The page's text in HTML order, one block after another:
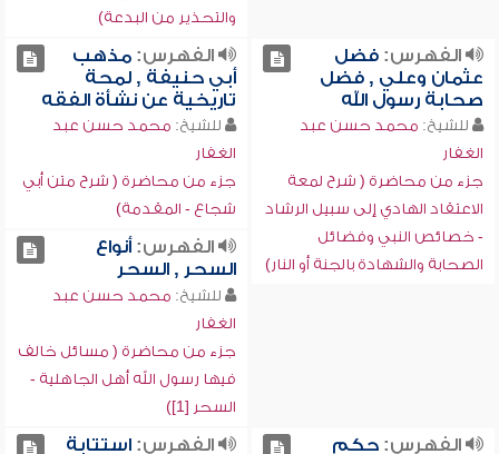
والتحذير من البدعة)
الفهرس:فضل
عثمان وعلي , فضل
صحابة رسول الله
للشيخ: محمد حسن عبد
الغفار
جزء من محاضرة ( شرح لمعة
الاعتقاد الهادي إلى سبيل الرشاد
- خصائص النبي وفضائل
الصحابة والشهادة بالجنة أو النار)
الفهرس:مذهب
أبي حنيفة , لمحة
تاريخية عن نشأة الفقه
للشيخ: محمد حسن عبد
الغفار
جزء من محاضرة ( شرح متن أبي
شجاع - المقدمة)
الفهرس:أنواع
السحر , السحر
للشيخ: محمد حسن عبد
الغفار
جزء من محاضرة ( مسائل خالف
فيها رسول الله أهل الجاهلية -
السحر [1])
الفهرس:حكم
الفهرس:استتابة